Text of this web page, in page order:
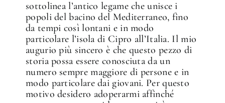
sottolinea l’antico legame che unisce i
popoli del bacino del Mediterraneo, fino
da tempi così lontani e in modo
particolare l’isola di Cipro all’Italia. Il mio
augurio più sincero è che questo pezzo di
storia possa essere conosciuta da un
numero sempre maggiore di persone e in
modo particolare dai giovani. Per questo
motivo desidero adoperarmi affinché